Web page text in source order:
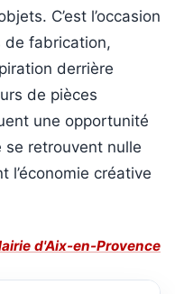
C’est l’occasion
de fabrication,
derrière
de pièces
une opportunité
retrouvent nulle
l’économie créative
d'Aix-en-Provence